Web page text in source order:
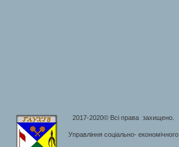
2017-2020© Всі права захищено.
Управління соціально- економічного